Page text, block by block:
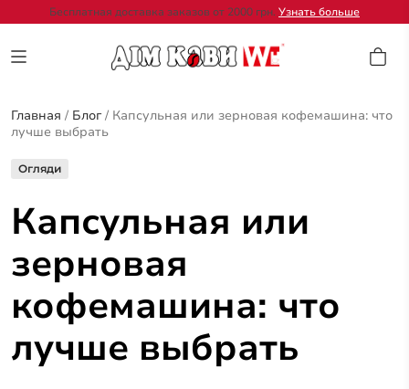
Бесплатная доставка заказов от 2000 грн. Узнать больше
Главная / Блог / Капсульная или зерновая кофемашина: что
лучше выбрать
Огляди
Капсульная или
зерновая
кофемашина: что
лучше выбрать